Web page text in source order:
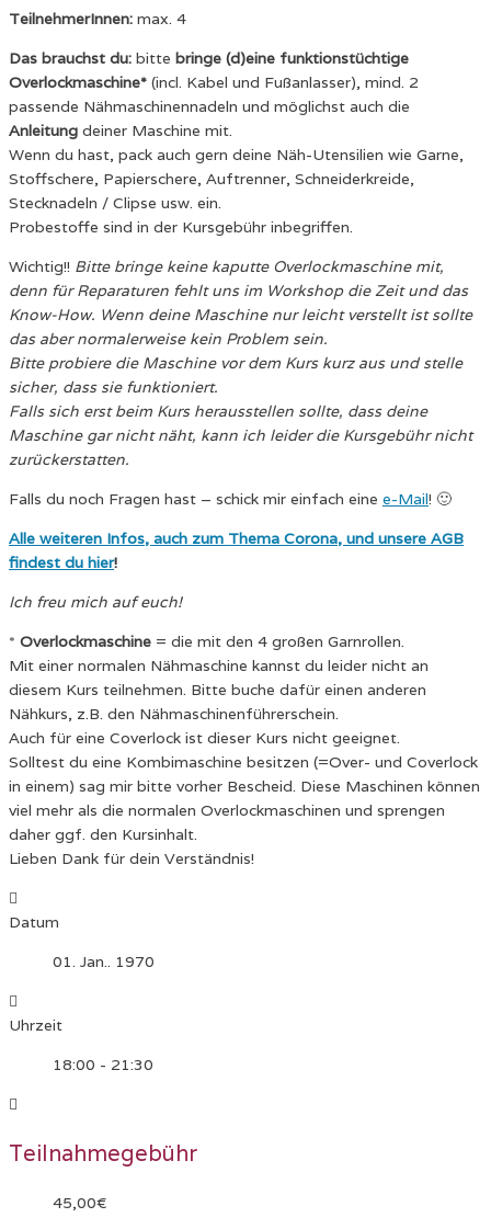
TeilnehmerInnen: max. 4
Das brauchst du: bitte bringe (d)eine funktionstüchtige
Overlockmaschine* (incl. Kabel und Fußanlasser), mind. 2
passende Nähmaschinennadeln und möglichst auch die
Anleitung deiner Maschine mit.
Wenn du hast, pack auch gern deine Näh-Utensilien wie Garne,
Stoffschere, Papierschere, Auftrenner, Schneiderkreide,
Stecknadeln / Clipse usw. ein.
Probestoffe sind in der Kursgebühr inbegriffen.
Wichtig!! Bitte bringe keine kaputte Overlockmaschine mit,
denn für Reparaturen fehlt uns im Workshop die Zeit und das
Know-How. Wenn deine Maschine nur leicht verstellt ist sollte
das aber normalerweise kein Problem sein.
Bitte probiere die Maschine vor dem Kurs kurz aus und stelle
sicher, dass sie funktioniert.
Falls sich erst beim Kurs herausstellen sollte, dass deine
Maschine gar nicht näht, kann ich leider die Kursgebühr nicht
zurückerstatten.
Falls du noch Fragen hast – schick mir einfach eine e-Mail! 🙂
Alle weiteren Infos, auch zum Thema Corona, und unsere AGB
findest du hier!
Ich freu mich auf euch!
* Overlockmaschine = die mit den 4 großen Garnrollen.
Mit einer normalen Nähmaschine kannst du leider nicht an
diesem Kurs teilnehmen. Bitte buche dafür einen anderen
Nähkurs, z.B. den Nähmaschinenführerschein.
Auch für eine Coverlock ist dieser Kurs nicht geeignet.
Solltest du eine Kombimaschine besitzen (=Over- und Coverlock
in einem) sag mir bitte vorher Bescheid. Diese Maschinen können
viel mehr als die normalen Overlockmaschinen und sprengen
daher ggf. den Kursinhalt.
Lieben Dank für dein Verständnis!
Datum
01. Jan.. 1970
Uhrzeit
18:00 - 21:30
Teilnahmegebühr
45,00€